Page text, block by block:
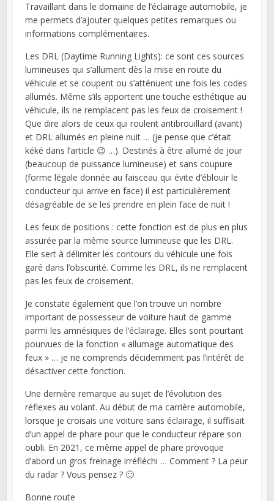
Travaillant dans le domaine de l’éclairage automobile, je
me permets d’ajouter quelques petites remarques ou
informations complémentaires.
Les DRL (Daytime Running Lights): ce sont ces sources
lumineuses qui s’allument dès la mise en route du
véhicule et se coupent ou s’atténuent une fois les codes
allumés. Même s’ils apportent une touche esthétique au
véhicule, ils ne remplacent pas les feux de croisement !
Que dire alors de ceux qui roulent antibrouillard (avant)
et DRL allumés en pleine nuit … (je pense que c’était
kéké dans l’article 😉 …). Destinés à être allumé de jour
(beaucoup de puissance lumineuse) et sans coupure
(forme légale donnée au faisceau qui évite d’éblouir le
conducteur qui arrive en face) il est particulièrement
désagréable de se les prendre en plein face de nuit !
Les feux de positions : cette fonction est de plus en plus
assurée par la même source lumineuse que les DRL.
Elle sert à délimiter les contours du véhicule une fois
garé dans l’obscurité. Comme les DRL, ils ne remplacent
pas les feux de croisement.
Je constate également que l’on trouve un nombre
important de possesseur de voiture haut de gamme
parmi les amnésiques de l’éclairage. Elles sont pourtant
pourvues de la fonction « allumage automatique des
feux » … je ne comprends décidemment pas l’intérêt de
désactiver cette fonction.
Une dernière remarque au sujet de l’évolution des
réflexes au volant. Au début de ma carrière automobile,
lorsque je croisais une voiture sans éclairage, il suffisait
d’un appel de phare pour que le conducteur répare son
oubli. En 2021, ce même appel de phare provoque
d’abord un gros freinage irréfléchi … Comment ? La peur
du radar ? Vous pensez ? 🙂
Bonne route